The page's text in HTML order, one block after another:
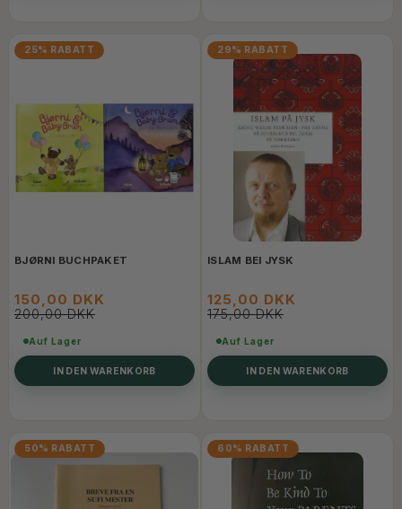
25% RABATT
BJØRNI BUCHPAKET
150,00 DKK
200,00 DKK
Auf Lager
IN DEN WARENKORB
29% RABATT
ISLAM BEI JYSK
125,00 DKK
175,00 DKK
Auf Lager
IN DEN WARENKORB
50% RABATT 60% RABATT